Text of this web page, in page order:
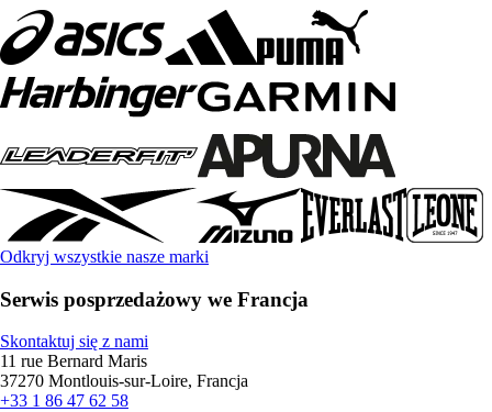
Odkryj wszystkie nasze marki
Serwis posprzedażowy we Francja
Skontaktuj się z nami
11 rue Bernard Maris
37270 Montlouis-sur-Loire, Francja
+33 1 86 47 62 58